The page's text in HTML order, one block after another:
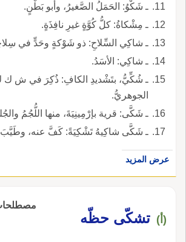
ـ شَكْوُ: الحَمَلُ الصَّغيرُ، وأبو بَطْنٍ.
ـ مِشْكاةُ: كلُّ كُوَّةٍ غيرِ نافِذَةٍ.
ـ شاكِي السِّلاحِ: ذو شَوْكةٍ وحَدٍّ في
ـ شاكِي: الأسَدُ.
ـ شُكِّيُّ، بتَشْديدِ الكافِ: ذُكِرَ في ش ك
الجوهريُّ.
ـ شَكَّى: قرية بإرْمِينِيَةَ، منها اللُّجُمُ
ـ شَكَّى شاكِيهُ تَشْكِيَةً: كَفَّ عنه،
عرض المزيد
(أ) تشكّى حظّه